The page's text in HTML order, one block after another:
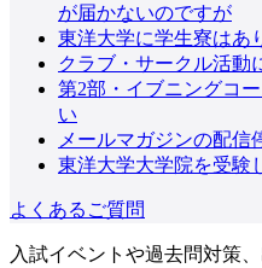
が届かないのですが
東洋大学に学生寮はあ
クラブ・サークル活動
第2部・イブニングコ
い
メールマガジンの配信
東洋大学大学院を受験
よくあるご質問
入試イベントや過去問対策